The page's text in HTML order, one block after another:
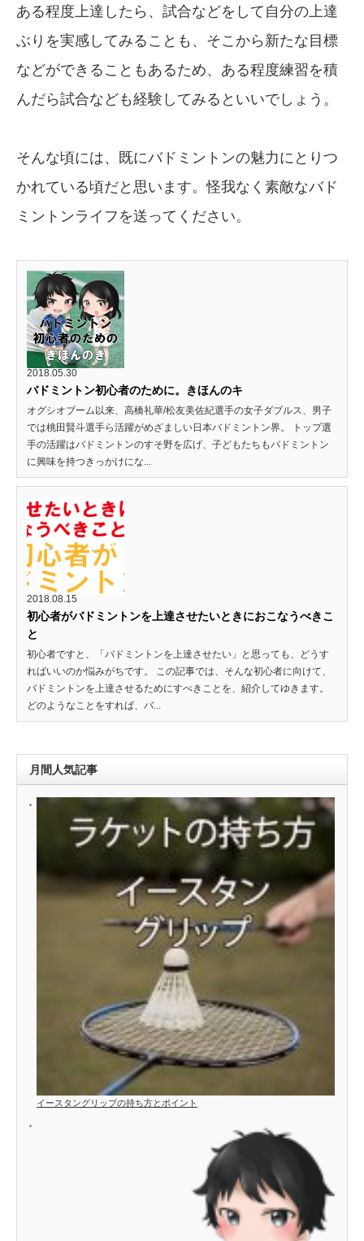
ある程度上達したら、試合などをして自分の上達
ぶりを実感してみることも、そこから新たな目標
などができることもあるため、ある程度練習を積
んだら試合なども経験してみるといいでしょう。
そんな頃には、既にバドミントンの魅力にとりつ
かれている頃だと思います。怪我なく素敵なバド
ミントンライフを送ってください。
2018.05.30
バドミントン初心者のために。きほんのキ
オグシオブーム以来、高橋礼華/松友美佐紀選手の女子ダブルス、男子
では桃田賢斗選手ら活躍がめざましい日本バドミントン界。 トップ選
手の活躍はバドミントンのすそ野を広げ、子どもたちもバドミントン
に興味を持つきっかけにな...
2018.08.15
初心者がバドミントンを上達させたいときにおこなうべきこ
と
初心者ですと、「バドミントンを上達させたい」と思っても、どうす
ればいいのか悩みがちです。 この記事では、そんな初心者に向けて、
バドミントンを上達させるためにすべきことを、紹介してゆきます。
どのようなことをすれば、バ...
月間人気記事
イースタングリップの持ち方とポイント